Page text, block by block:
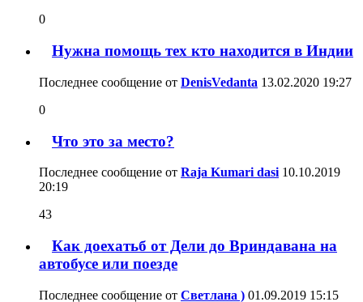
0
Нужна помощь тех кто находится в Индии
Последнее сообщение от DenisVedanta 13.02.2020 19:27
0
Что это за место?
Последнее сообщение от Raja Kumari dasi 10.10.2019
20:19
43
Как доехатьб от Дели до Вриндавана на
автобусе или поезде
Последнее сообщение от Светлана ) 01.09.2019 15:15